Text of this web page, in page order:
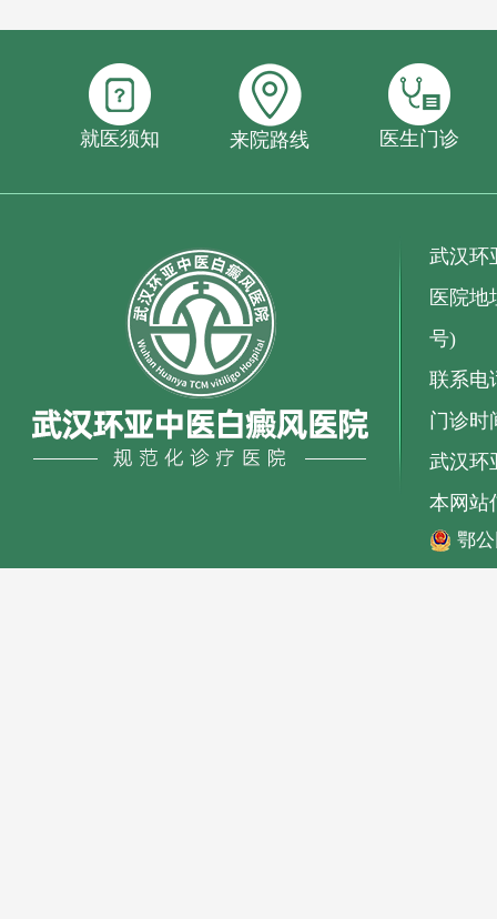
就医须知 来院路线 医生门诊
武汉环
医院地
号)
联系电
门诊时
武汉环
本网站
鄂